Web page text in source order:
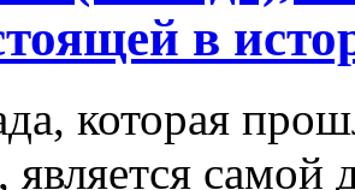
в
которая
является